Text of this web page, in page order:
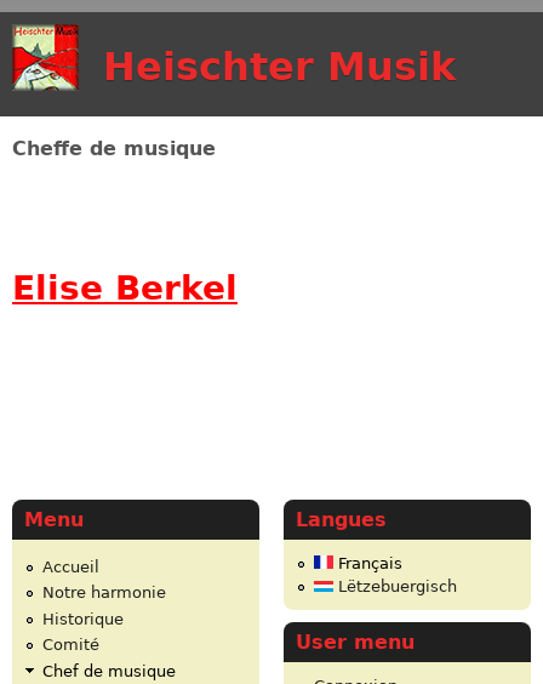
principal
Heischter Musik
Cheffe de musique
Elise Berkel
Menu
Accueil
Notre harmonie
Historique
Comité
Chef de musique
Langues
Français
Lëtzebuergisch
User menu